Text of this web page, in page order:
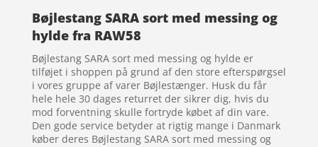
Bøjlestang SARA sort med messing og
hylde fra RAW58
Bøjlestang SARA sort med messing og hylde er
tilføjet i shoppen på grund af den store efterspørgsel
i vores gruppe af varer Bøjlestænger. Husk du får
hele hele 30 dages returret der sikrer dig, hvis du
mod forventning skulle fortryde købet af din vare.
Den gode service betyder at rigtig mange i Danmark
køber deres Bøjlestang SARA sort med messing og